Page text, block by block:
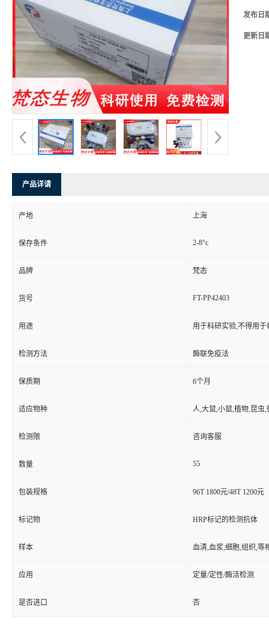
发布日
更新日
产品详请
产地 上海
保存条件 2-8°c
品牌 梵态
货号 FT-PP42403
用途 用于科研实验,不得用于
检测方法 酶联免疫法
保质期 6个月
适应物种 人,大鼠,小鼠,植物,昆虫,
检测限 咨询客服
数量 55
包装规格 96T 1800元/48T 1200元
标记物 HRP标记的检测抗体
样本 血清,血浆,细胞,组织,等
应用 定量/定性/酶活检测
是否进口 否